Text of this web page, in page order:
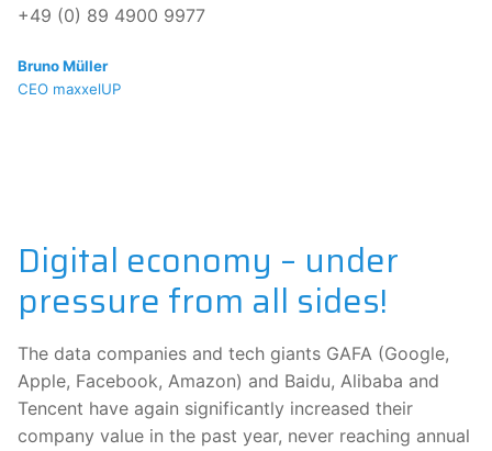
+49 (0) 89 4900 9977
Bruno Müller
CEO maxxelUP
Digital economy – under
pressure from all sides!
The data companies and tech giants GAFA (Google,
Apple, Facebook, Amazon) and Baidu, Alibaba and
Tencent have again significantly increased their
company value in the past year, never reaching annual